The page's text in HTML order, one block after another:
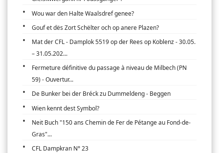
Wou war den Halte Waalsdref genee?
Gouf et dës Zort Schëlter och op anere Plazen?
Mat der CFL - Damplok 5519 op der Rees op Koblenz - 30.05.
– 31.05.202...
Fermeture définitive du passage à niveau de Milbech (PN
59) - Ouvertur...
De Bunker bei der Bréck zu Dummeldeng - Beggen
Wien kennt dest Symbol?
Neit Buch "150 ans Chemin de Fer de Pétange au Fond-de-
Gras"...
CFL Dampkran N° 23